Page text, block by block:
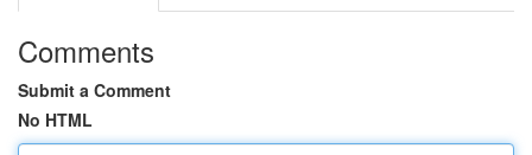
Comments
Submit a Comment
No HTML